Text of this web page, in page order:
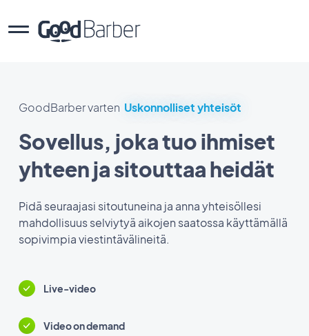
GoodBarber varten Uskonnolliset yhteisöt
Sovellus, joka tuo ihmiset
yhteen ja sitouttaa heidät
Pidä seuraajasi sitoutuneina ja anna yhteisöllesi
mahdollisuus selviytyä aikojen saatossa käyttämällä
sopivimpia viestintävälineitä.
Live-video
Video on demand